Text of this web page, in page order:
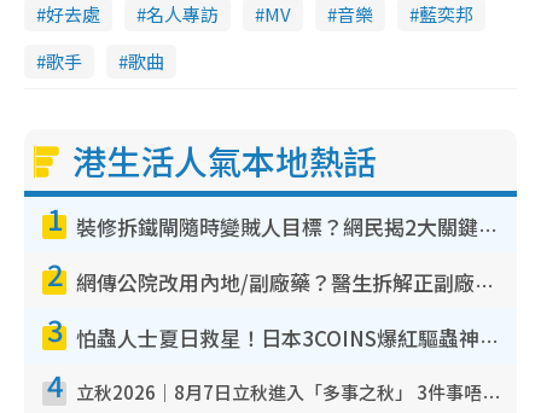
好去處 名人專訪 MV 音樂
藍奕邦
歌手
歌曲
港生活人氣本地熱話
1 裝修拆鐵閘隨時變賊人目標？網民揭2大關鍵用途：裝新式等於白裝？附新舊鐵閘分別
2 網傳公院改用內地/副廠藥？醫生拆解正副廠分別 揭4類人換藥隨時出事
3 怕蟲人士夏日救星！日本3COINS爆紅驅蟲神器$45起 1招「全程免觸碰」輕鬆搞定小強
4 立秋2026｜8月7日立秋進入「多事之秋」 3件事唔做得！專家教6招開運 清枱頭／銀包納氣接好運